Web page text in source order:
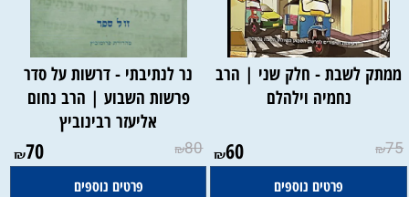
ממתק לשבת - חלק שני | הרב
נחמיה וילהלם
₪75
₪60
פרטים נוספים
נר לנתיבתי - דרשות על סדר
פרשות השבוע | הרב נחום
אליעזר רבינוביץ
₪80
₪70
פרטים נוספים